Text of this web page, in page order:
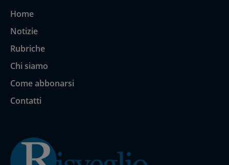
Home
Notizie
Rubriche
Chi siamo
Come abbonarsi
Contatti